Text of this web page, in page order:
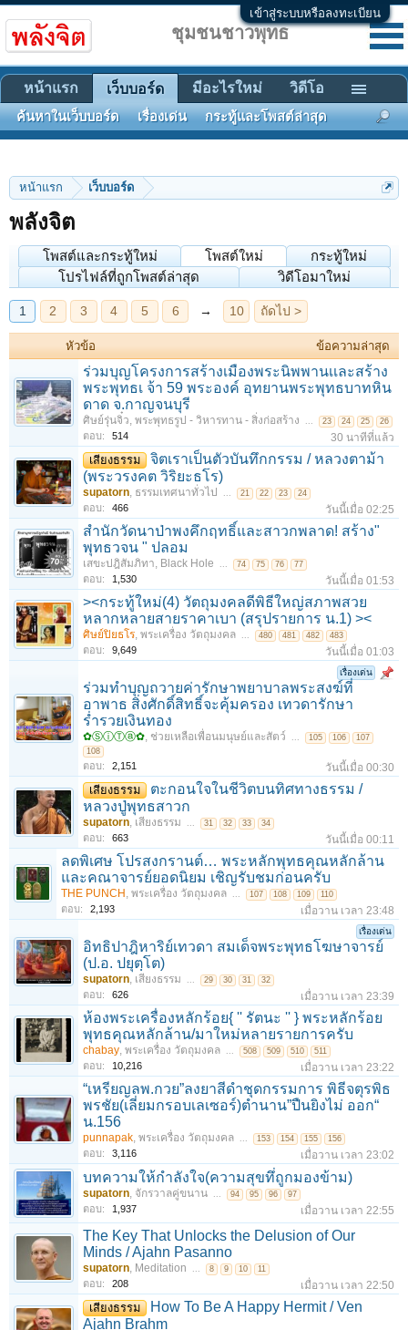
เข้าสู่ระบบหรือลงทะเบียน
หน้าแรก เว็บบอร์ด
พลังจิต
โพสต์และกระทู้ใหม่ โพสต์ใหม่
กระทู้ใหม่
โปรไฟล์ที่ถูกโพสต์ล่าสุด
วิดีโอมาใหม่
1 2 3
หัวข้อ ข้อความล่าสุด
ร่วมบุญโครงการสร้างเมืองพระนิพพานเเละสร้าง
พระพุทธเ จ้า 59 พระองค์ อุทยานพระพุทธบาทหิน
ดาด จ.กาญจนบุรี
ศิษย์รุ่นจิ๋ว, พระพุทธรูป - วิหารทาน - สิ่งก่อสร้าง ... 23 24 25 26
ตอบ: 514 30 นาทีที่แล้ว
เสียงธรรม
จิตเราเป็นตัวบันทึกกรรม / หลวงตาม้า
(พระวรงคต วิริยะธโร)
supatorn, ธรรมเทศนาทั่วไป ... 21 22 23 24
ตอบ: 466 วันนี้เมื่อ 02:25
สำนักวัดนาป่าพงคึกฤทธิ์และสาวกพลาด! สร้าง"
พุทธวจน " ปลอม
เสขะปฎิสัมภิทา, Black Hole ... 74 75 76 77
ตอบ: 1,530 วันนี้เมื่อ 01:53
><กระทู้ใหม่(4) วัตถุมงคลดีพิธีใหญ่สภาพสวย
หลากหลายสายราคาเบา (สรุปรายการ น.1) ><
ศิษย์ปิยธโร, พระเครื่อง วัตถุมงคล ... 480 481 482 483
ตอบ: 9,649 วันนี้เมื่อ 01:03
เรื่องเด่น
ร่วมทำบุญถวายค่ารักษาพยาบาลพระสงฆ์ที่
อาพาธ สิ่งศักดิ์สิทธิ์จะคุ้มครอง เทวดารักษา
ร่ำรวยเงินทอง
✿ⓈⓘⓉⓐ✿, ช่วยเหลือเพื่อนมนุษย์และสัตว์ ... 105 106
107
108
ตอบ: 2,151 วันนี้เมื่อ 00:30
เสียงธรรม
ตะกอนใจในชีวิตบนทิศทางธรรม /
หลวงปู่พุทธสาวก
supatorn, เสียงธรรม ... 31 32 33 34
ตอบ: 663 วันนี้เมื่อ 00:11
ลดพิเศษ โปรสงกรานต์… พระหลักพุทธคุณหลักล้าน
และคณาจารย์ยอดนิยม เชิญรับชมก่อนครับ
THE PUNCH , พระเครื่อง วัตถุมงคล ... 107 108 109 110
ตอบ: 2,193 เมื่อวาน เวลา 23:48
เรื่องเด่น
อิทธิปาฎิหาริย์เทวดา สมเด็จพระพุทธโฆษาจารย์
(ป.อ. ปยุตฺโต)
supatorn, เสียงธรรม ... 29 30 31 32
ตอบ: 626 เมื่อวาน เวลา 23:39
ห้องพระเครื่องหลักร้อย{ '' รัตนะ '' } พระหลักร้อย
พุทธคุณหลักล้าน/มาใหม่หลายรายการครับ
chabay, พระเครื่อง วัตถุมงคล ... 508 509 510 511
ตอบ: 10,216 เมื่อวาน เวลา 23:22
“เหรียญลพ.กวย”ลงยาสีดำชุดกรรมการ พิธีจตุรพิธ
พรชัย(เลี่ยมกรอบเลเซอร์)ตำนาน”ปืนยิงไม่ ออก“
น.156
punnapak, พระเครื่อง วัตถุมงคล ... 153 154 155 156
ตอบ: 3,116 เมื่อวาน เวลา 23:02
บทความให้กำลังใจ(ความสุขทึ่ถูกมองข้าม)
supatorn, จักรวาลคู่ขนาน ... 94 95 96 97
ตอบ: 1,937 เมื่อวาน เวลา 22:55
The Key That Unlocks the Delusion of Our
Minds / Ajahn Pasanno
supatorn, Meditation ... 8 9 10 11
ตอบ: 208 เมื่อวาน เวลา 22:50
เสียงธรรม
How To Be A Happy Hermit / Ven
Ajahn Brahm
ชุมชนชาวพุทธ
หน้าแรก เว็บบอร์ด
ค้นหาในเว็บบอร์ด เรื่องเด่น กระทู้และโพสต์ล่าสุด
มีอะไรใหม่ วิดีโอ